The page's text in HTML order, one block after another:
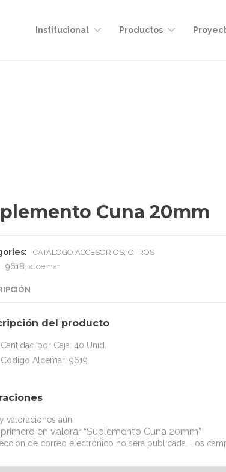
Institucional Productos
Cuna 20mm
CATÁLOGO ACCESORIOS OTROS
9618 alcemar
del producto
Cantidad por Caja: 40 Unid.
Código Alcemar: 9619
valoraciones aún.
en valorar “Suplemento Cuna 20mm”
de correo electrónico no será publicada. Los